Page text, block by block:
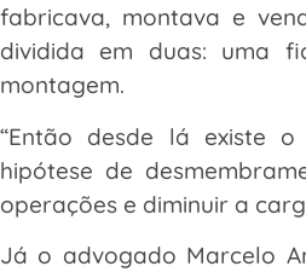
fabricava, montava e
dividida em duas: uma
montagem.
“Então desde lá existe
hipótese de
operações e diminuir a
Já o advogado Marcelo